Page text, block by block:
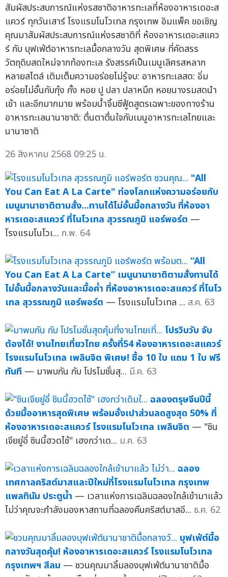
สัมผัสประสบการณ์แห่งรสชาติอาหารทะเลที่ห้องอาหารเดอะส
แควร์ ทุกวันเสาร์ โรงแรมโนโวเทล กรุงเทพ อิมแพ็ค ขอเชิญ
คุณมาสัมผัสประสบการณ์แห่งรสชาติที่ ห้องอาหารเดอะสแคว
ร์ กับ บุฟเฟ่ต์อาหารทะเลมื้อกลางวัน สุดพิเศษ ที่คัดสรร
วัตถุดิบสดใหม่จากท้องทะเล รังสรรค์เป็นเมนูเลิศรสหลาก
หลายสไตล์ เติมเต็มความอร่อยไม่รู้จบ: อาหารทะเลสด: อิ่ม
อร่อยไม่อั้นกับกุ้ง กั้ง หอย ปู ปลา ปลาหมึก หอยนางรมสดนำ
เข้า และอีกมากมาย พร้อมน้ำจิ้มซีฟู้ดสูตรเฉพาะของทางร้าน
อาหารทะเลนานาชาติ: ตื่นตาตื่นใจกับเมนูอาหารทะเลไทยและ
นานาชาติ
26 สิงหาคม 2568 09:25 น.
"All
You Can Eat A La Carte" ท่องโลกแห่งความอร่อยกับ
เมนูนานาชาติตามสั่ง...ทานได้ไม่อั้นมื้อกลางวัน ที่ห้องอา
หารเดอะสแควร์ ที่โนโวเทล สุวรรณภูมิ แอร์พอร์ต —
โรงแรมโนโวเ... ก.พ. 64
“All
You Can Eat A La Carte” เมนูนานาชาติตามสั่งทานได้
ไม่อั้นมื้อกลางวันและมื้อค่ำ ที่ห้องอาหารเดอะสแควร์ ที่โนโว
เทล สุวรรณภูมิ แอร์พอร์ต — โรงแรมโนโวเทล ... ส.ค. 63
โปรวิบวับ จับ
ต้องได้! งานไทยเที่ยวไทย ครั้งที่54 ห้องอาหารเดอะสแควร์
โรงแรมโนโวเทล เพลินจิต พิเศษ! ซื้อ 10 ใบ แถม 1 ใบ ฟรี
ทันที — มาพบกัน กับ โปรโมชั่นสุ... มี.ค. 63
ฉลองตรุษจีนปีนี้
ด้วยมื้ออาหารสุดพิเศษ พร้อมอั่งเปาส่วนลดสูงสุด 50% ที่
ห้องอาหารเดอะสแควร์ โรงแรมโนโวเทล เพลินจิต — "ซิน
เจียยู่อี่ ซินนี้ฮวดไช้" เฮงกว่าเด... ม.ค. 63
ฉลอง
เทศกาลคริสต์มาสและปีใหม่ที่โรงแรมโนโวเทล กรุงเทพ
แพลทินัม ประตูน้ำ — เวลาแห่งการเฉลิมฉลองใกล้เข้ามาแล้ว
ไม่ว่าคุณจะกำลังมองหาสถานที่ฉลองคืนคริสต์มาสอี... ธ.ค. 62
บุฟเฟ่ต์มื้อ
กลางวันสุดคุ้ม! ห้องอาหารเดอะสแควร์ โรงแรมโนโวเทล
กรุงเทพฯ สีลม — ชวนคุณมาลิ้มลองบุฟเฟ่ต์นานาชาติมื้อ